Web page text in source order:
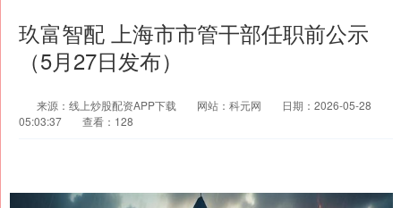
玖富智配 上海市市管干部任职前公示
（5月27日发布）
来源：线上炒股配资APP下载 网站：科元网
日期：2026-05-28
05:03:37
查看：128